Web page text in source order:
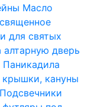
Масло
для святых
алтарную дверь
Паникадила
кануны
Подсвечники